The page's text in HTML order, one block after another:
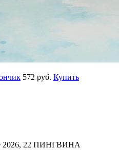
572 руб. Купить
2026, 22 ПИНГВИНА